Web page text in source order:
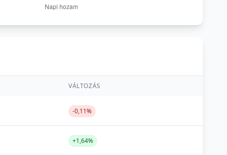
VÁLTOZÁS
-0,11%
+1,64%